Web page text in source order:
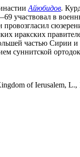
Айюбидов.
участвовал в
провозгласил
иракских
частью Сирии
суннитской
of Ierusalem, L.,